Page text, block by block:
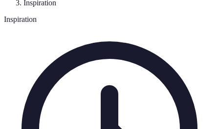
Inspiration
Inspiration